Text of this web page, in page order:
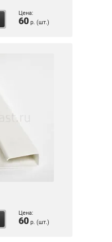
Цена:
60р. (шт.)
Цена:
60р. (шт.)